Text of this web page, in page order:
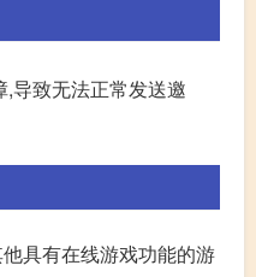
导致无法正常发送邀
具有在线游戏功能的游